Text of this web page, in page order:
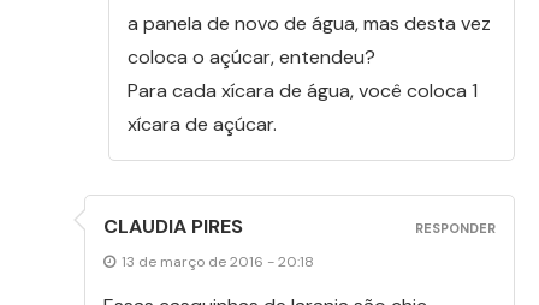
a panela de novo de água, mas desta vez
coloca o açúcar, entendeu?
Para cada xícara de água, você coloca 1
xícara de açúcar.
CLAUDIA PIRES
13 de março de 2016 - 20:18
RESPONDER